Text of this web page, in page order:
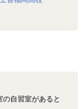
自習室があると